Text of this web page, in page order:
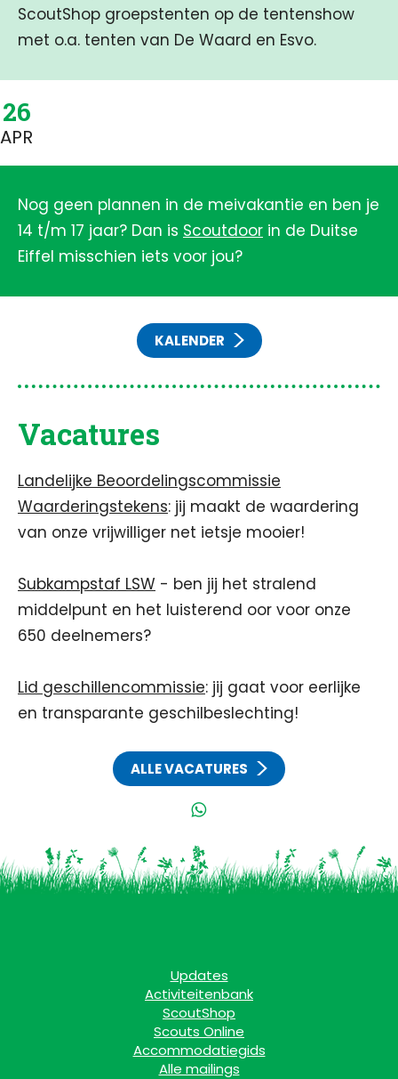
ScoutShop groepstenten op de tentenshow
met o.a. tenten van De Waard en Esvo.
26
APR
Nog geen plannen in de meivakantie en ben je
14 t/m 17 jaar? Dan is Scoutdoor in de Duitse
Eiffel misschien iets voor jou?
KALENDER
Vacatures
Landelijke Beoordelingscommissie
Waarderingstekens: jij maakt de waardering
van onze vrijwilliger net ietsje mooier!
Subkampstaf LSW - ben jij het stralend
middelpunt en het luisterend oor voor onze
650 deelnemers?
Lid geschillencommissie: jij gaat voor eerlijke
en transparante geschilbeslechting!
ALLE VACATURES
Updates
Activiteitenbank
ScoutShop
Scouts Online
Accommodatiegids
Alle mailings